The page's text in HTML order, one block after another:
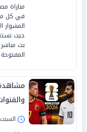
مباراة
في كل
المشوار
حيث
السبت 13/يونيو/2026 - 06:46 م